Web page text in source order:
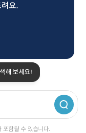
요.
해 보세요!
포함될 수 있습니다.